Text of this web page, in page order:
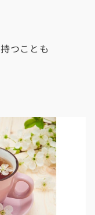
つことも